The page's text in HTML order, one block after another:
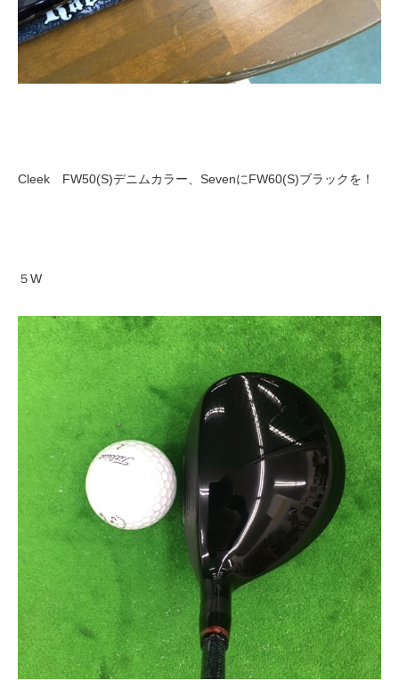
Cleek FW50(S)デニムカラー、SevenにFW60(S)ブラックを！
５W